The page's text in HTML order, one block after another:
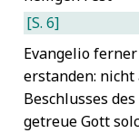
[S. 6]
Evangelio
erstanden:
Beschlusses
getreue Gott